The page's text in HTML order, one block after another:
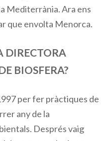
Mediterrània. Ara ens
que envolta Menorca.
DIRECTORA
BIOSFERA?
per fer pràctiques de
any de la
Després vaig